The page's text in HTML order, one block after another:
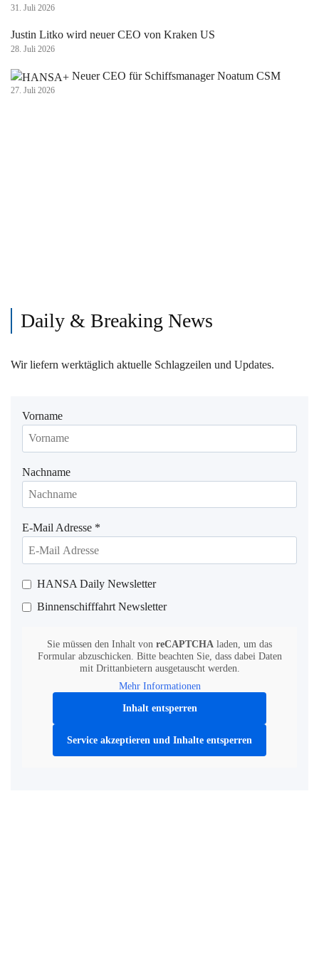
31. Juli 2026
Justin Litko wird neuer CEO von Kraken US
28. Juli 2026
Neuer CEO für Schiffsmanager Noatum CSM
27. Juli 2026
Daily & Breaking News
Wir liefern werktäglich aktuelle Schlagzeilen und Updates.
Vorname
Nachname
E-Mail Adresse *
HANSA Daily Newsletter
Binnenschifffahrt Newsletter
Sie müssen den Inhalt von reCAPTCHA laden, um das
Formular abzuschicken. Bitte beachten Sie, dass dabei Daten
mit Drittanbietern ausgetauscht werden.
Mehr Informationen
Inhalt entsperren
Service akzeptieren und Inhalte entsperren